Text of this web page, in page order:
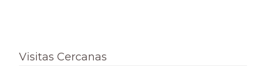
Visitas Cercanas